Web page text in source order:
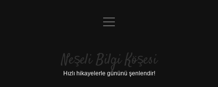
Anasayfa
Yasal Uyarı
menüyü
Neşeli Bilgi Köşesi
Hızlı hikayelerle gününü şenlendir!